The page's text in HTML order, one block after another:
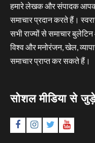
हमारे लेखक और संपादक
समाचार प्रदान करते हैं।
सभी राज्यों से समाचार
विश्व और मनोरंजन, खेल,
समाचार प्राप्त कर सकते हैं।
सोशल मीडिया से
FacebookInstagram
Twitter